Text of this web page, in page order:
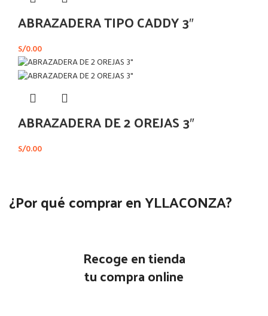
ABRAZADERA TIPO CADDY 3″
S/0.00
ABRAZADERA DE 2 OREJAS 3″
S/0.00
¿Por qué comprar en YLLACONZA?
Recoge en tienda
tu compra online